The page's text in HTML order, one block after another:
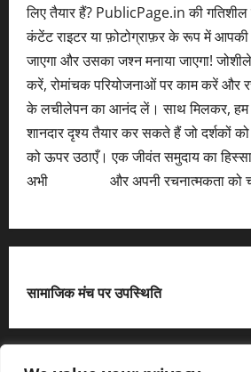
लिए तैयार हैं? PublicPage.in की
कंटेंट राइटर या फ़ोटोग्राफ़र के रूप में आपकी
जाएगा और उसका जश्न मनाया जाएगा!
करें, रोमांचक परियोजनाओं पर काम करें और
के लचीलेपन का आनंद लें। साथ मिलकर, हम
शानदार दृश्य तैयार कर सकते हैं जो दर्शकों
को ऊपर उठाएँ। एक जीवंत समुदाय का
अभी
और अपनी रचनात्मकता को
सामाजिक मंच पर उपस्थिति